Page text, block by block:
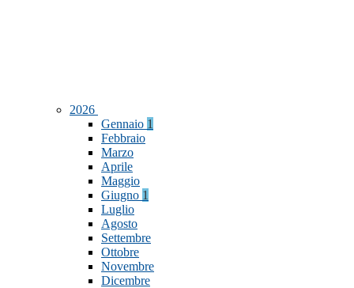
2026
Gennaio 1
Febbraio
Marzo
Aprile
Maggio
Giugno 1
Luglio
Agosto
Settembre
Ottobre
Novembre
Dicembre